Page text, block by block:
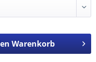
Warenkorb